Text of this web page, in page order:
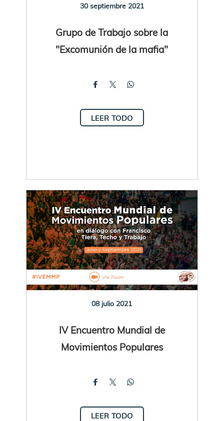
30 septiembre 2021
Grupo de Trabajo sobre la
"Excomunión de la mafia"
LEER TODO
08 julio 2021
IV Encuentro Mundial de
Movimientos Populares
LEER TODO